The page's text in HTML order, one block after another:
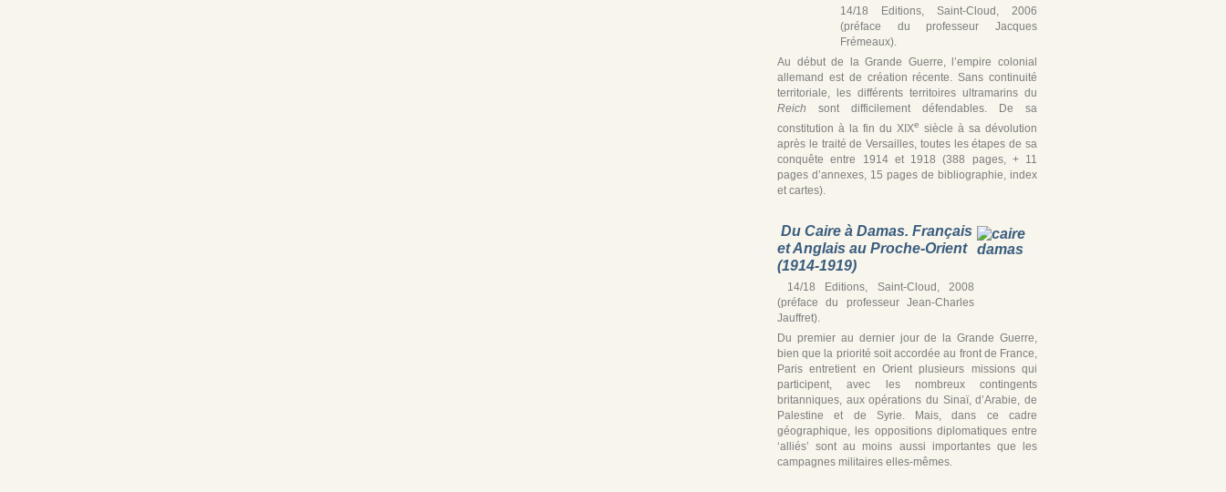
14/18 Editions, Saint-Cloud, 2006
(préface du professeur Jacques
Frémeaux).
Au début de la Grande Guerre, l’empire colonial
allemand est de création récente. Sans continuité
territoriale, les différents territoires ultramarins du
Reich sont difficilement défendables. De sa
constitution à la fin du XIXe siècle à sa dévolution
après le traité de Versailles, toutes les étapes de sa
conquête entre 1914 et 1918 (388 pages, + 11
pages d’annexes, 15 pages de bibliographie, index
et cartes).
Du Caire à Damas. Français
et Anglais au Proche-Orient
(1914-1919)
14/18 Editions, Saint-Cloud, 2008
(préface du professeur Jean-Charles
Jauffret).
Du premier au dernier jour de la Grande Guerre,
bien que la priorité soit accordée au front de France,
Paris entretient en Orient plusieurs missions qui
participent, avec les nombreux contingents
britanniques, aux opérations du Sinaï, d’Arabie, de
Palestine et de Syrie. Mais, dans ce cadre
géographique, les oppositions diplomatiques entre
‘alliés’ sont au moins aussi importantes que les
campagnes militaires elles-mêmes.